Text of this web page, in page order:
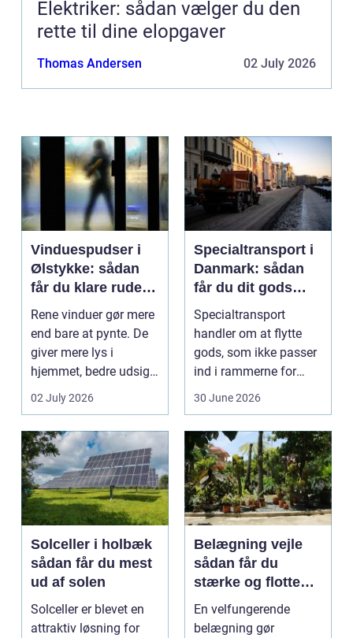
Elektriker: sådan vælger du den
rette til dine elopgaver
Thomas Andersen 02 July 2026
Vinduespudser i
Ølstykke: sådan
får du klare ruder
året rundt
Rene vinduer gør mere
end bare at pynte. De
giver mere lys i
hjemmet, bedre udsigt
og et p&ae...
02 July 2026
Specialtransport i
Danmark: sådan
får du dit gods
sikkert frem
Specialtransport
handler om at flytte
gods, som ikke passer
ind i rammerne for
almindelig
30 June 2026
Solceller i holbæk
sådan får du mest
ud af solen
Solceller er blevet en
attraktiv løsning for
Belægning vejle
sådan får du
stærke og flotte
udendørs arealer
En velfungerende
belægning gør